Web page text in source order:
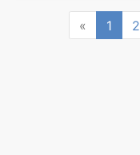
« Previous
1 2